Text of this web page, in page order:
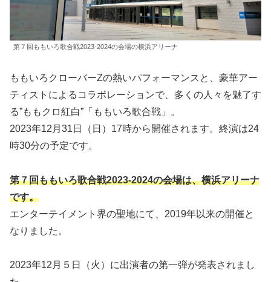
第７回ももいろ歌合戦2023-2024の会場の横浜アリーナ
ももいろクローバーZの熱いパフォーマンスと、豪華アー
ティストによるコラボレーションで、多くの人々を魅了す
る”ももクロ紅白”「ももいろ歌合戦」。
2023年12月31日（日）17時から開催されます。終演は24
時30分の予定です。
第７回ももいろ歌合戦2023-2024の会場は、横浜アリーナ
です。
エンターテイメント界の聖地にて、2019年以来の開催と
なりました。
2023年12月５日（火）に出演者の第一弾が発表されまし